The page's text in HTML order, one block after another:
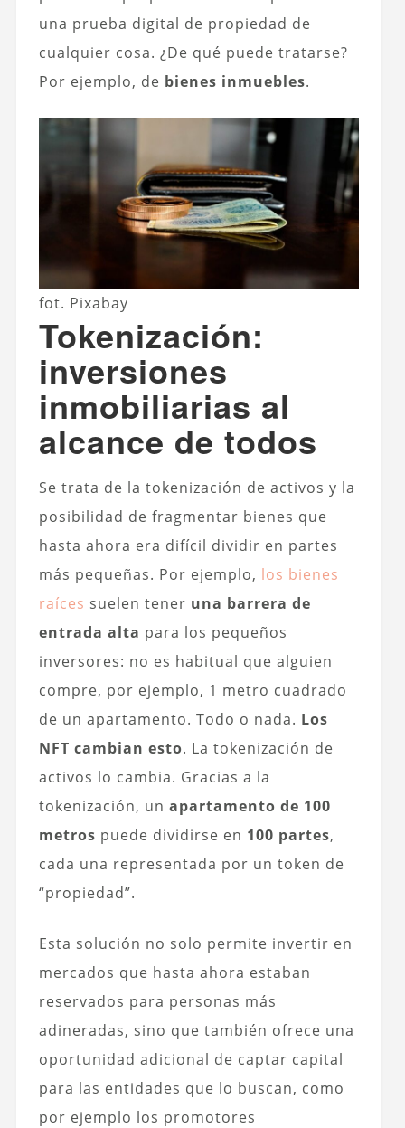
una prueba digital de propiedad de
cualquier cosa. ¿De qué puede tratarse?
Por ejemplo, de bienes inmuebles.
fot. Pixabay
Tokenización:
inversiones
inmobiliarias al
alcance de todos
Se trata de la tokenización de activos y la
posibilidad de fragmentar bienes que
hasta ahora era difícil dividir en partes
más pequeñas. Por ejemplo, los bienes
raíces suelen tener una barrera de
entrada alta para los pequeños
inversores: no es habitual que alguien
compre, por ejemplo, 1 metro cuadrado
de un apartamento. Todo o nada. Los
NFT cambian esto. La tokenización de
activos lo cambia. Gracias a la
tokenización, un apartamento de 100
metros puede dividirse en 100 partes,
cada una representada por un token de
“propiedad”.
Esta solución no solo permite invertir en
mercados que hasta ahora estaban
reservados para personas más
adineradas, sino que también ofrece una
oportunidad adicional de captar capital
para las entidades que lo buscan, como
por ejemplo los promotores